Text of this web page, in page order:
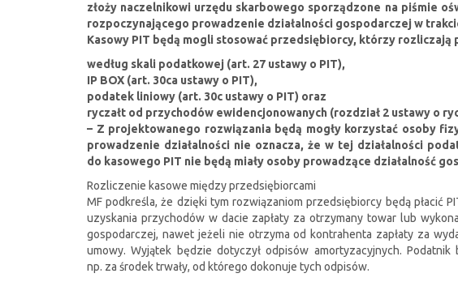
złoży naczelnikowi urzędu skarbowego sporządzone na piśmie
rozpoczynającego prowadzenie działalności gospodarczej w
Kasowy PIT będą mogli stosować przedsiębiorcy, którzy rozliczają
według skali podatkowej (art. 27 ustawy o PIT),
IP BOX (art. 30ca ustawy o PIT),
podatek liniowy (art. 30c ustawy o PIT) oraz
ryczałt od przychodów ewidencjonowanych (rozdział 2 ustawy o
– Z projektowanego rozwiązania będą mogły korzystać osoby
prowadzenie działalności nie oznacza, że w tej działalności
do kasowego PIT nie będą miały osoby prowadzące działalność
Rozliczenie kasowe między przedsiębiorcami
MF podkreśla, że dzięki tym rozwiązaniom przedsiębiorcy będą płacić
uzyskania przychodów w dacie zapłaty za otrzymany towar lub
gospodarczej, nawet jeżeli nie otrzyma od kontrahenta zapłaty za
umowy. Wyjątek będzie dotyczył odpisów amortyzacyjnych.
np. za środek trwały, od którego dokonuje tych odpisów.